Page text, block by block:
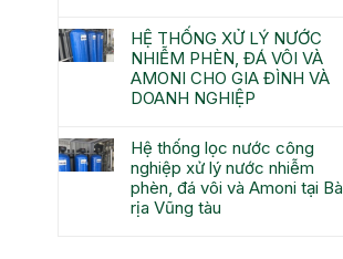
HỆ THỐNG XỬ LÝ NƯỚC
NHIỄM PHÈN, ĐÁ VÔI VÀ
AMONI CHO GIA ĐÌNH VÀ
DOANH NGHIỆP
Hệ thống lọc nước công
nghiệp xử lý nước nhiễm
phèn, đá vôi và Amoni tại Bà
rịa Vũng tàu